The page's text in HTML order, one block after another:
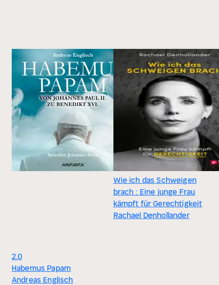
2.0
Habemus Papam
Andreas Englisch
Wie ich das Schweigen
brach : Eine junge Frau
kämpft für Gerechtigkeit
Rachael Denhollander